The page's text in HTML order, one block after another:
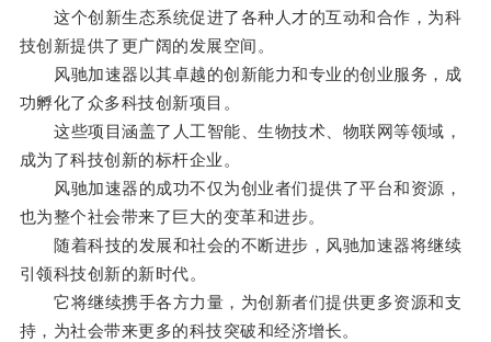
这个创新生态系统促进了各种人才的互动和合作，为科
技创新提供了更广阔的发展空间。
风驰加速器以其卓越的创新能力和专业的创业服务，成
功孵化了众多科技创新项目。
这些项目涵盖了人工智能、生物技术、物联网等领域，
成为了科技创新的标杆企业。
风驰加速器的成功不仅为创业者们提供了平台和资源，
也为整个社会带来了巨大的变革和进步。
随着科技的发展和社会的不断进步，风驰加速器将继续
引领科技创新的新时代。
它将继续携手各方力量，为创新者们提供更多资源和支
持，为社会带来更多的科技突破和经济增长。